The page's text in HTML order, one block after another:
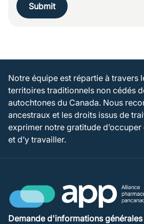
Submit
Notre équipe est répartie à travers
territoires traditionnels non cédés
autochtones du Canada. Nous
ancestraux et les droits issus de
exprimer notre gratitude d’occuper
et d’y travailler.
Demande d'informations générales